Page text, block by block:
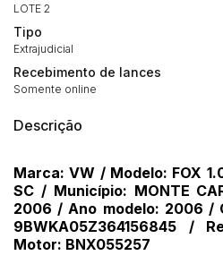
LOTE 2
Tipo
Extrajudicial
Recebimento de lances
Somente online
Descrição
Marca: VW / Modelo: FOX
SC / Município: MONTE
2006 / Ano modelo: 2006 /
9BWKA05Z364156845 /
Motor: BNX055257
(Art. 895, CPC)
Histórico de Propostas
14/04/2025 18:43:11
14/04/2025 18:43:11
Clique aqui para fazer login
Habilite-se para efetuar
propostas